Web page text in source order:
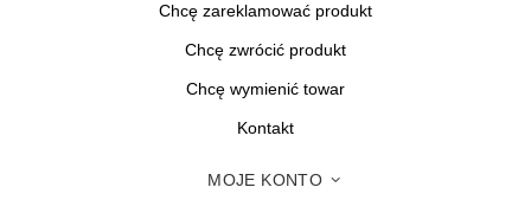
Chcę zareklamować produkt
Chcę zwrócić produkt
Chcę wymienić towar
Kontakt
MOJE KONTO